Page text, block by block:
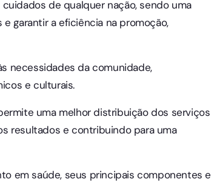
de qualquer nação, sendo uma
garantir a eficiência na promoção,
necessidades da comunidade,
e culturais.
uma melhor distribuição dos serviços
resultados e contribuindo para uma
em saúde, seus principais componentes e